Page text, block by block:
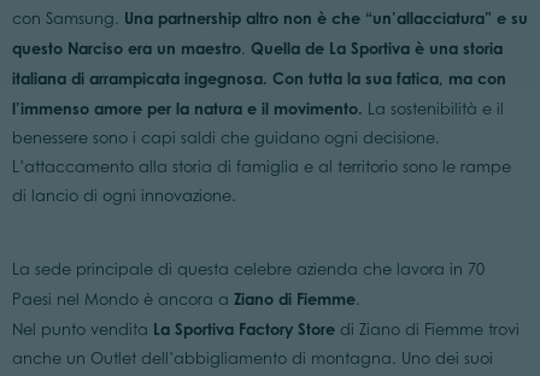
con Samsung. Una partnership altro non è che “un’allacciatura” e su
questo Narciso era un maestro. Quella de La Sportiva è una storia
italiana di arrampicata ingegnosa. Con tutta la sua fatica, ma con
l’immenso amore per la natura e il movimento. La sostenibilità e il
benessere sono i capi saldi che guidano ogni decisione.
L’attaccamento alla storia di famiglia e al territorio sono le rampe
di lancio di ogni innovazione.
La sede principale di questa celebre azienda che lavora in 70
Paesi nel Mondo è ancora a Ziano di Fiemme.
Nel punto vendita La Sportiva Factory Storedi Ziano di Fiemme trovi
anche un Outlet dell’abbigliamento di montagna. Uno dei suoi